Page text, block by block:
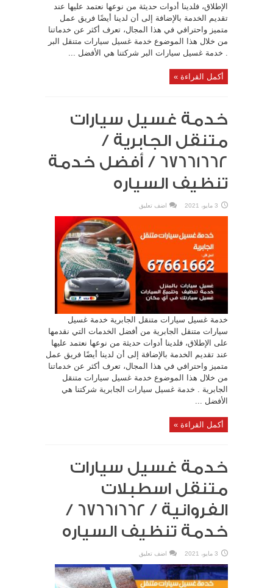
الإطلاق، فلدينا أدوات حديثة من نوعها نعتمد عليها عند
تقديم الخدمة بالإضافة إلى أن لدينا أيضًا فريق عمل
متميز واحترافي في هذا المجال، تعرف أكثر عن خدماتنا
من خلال هذا الموضوع خدمة غسيل سيارات متنقل البر
. خدمة غسيل سيارات البر شركتنا هي الأفضل ...
أكمل القراءة »
خدمة غسيل سيارات
متنقل الجابرية /
67661662 / أفضل خدمة
تنظيف السياره
3 مايو، 2021 اضف تعليق
خدمة غسيل سيارات متنقل الجابرية خدمة غسيل
سيارات متنقل الجابرية من أفضل الخدمات التي نقدمها
على الإطلاق، فلدينا أدوات حديثة من نوعها نعتمد عليها
عند تقديم الخدمة بالإضافة إلى أن لدينا أيضًا فريق عمل
متميز واحترافي في هذا المجال، تعرف أكثر عن خدماتنا
من خلال هذا الموضوع خدمة غسيل سيارات متنقل
الجابرية . خدمة غسيل سيارات الجابرية شركتنا هي
الأفضل ...
أكمل القراءة »
خدمة غسيل سيارات
متنقل اسطبلات
الفروانية / 67661662 /
خدمة تنظيف السياره
3 مايو، 2021 اضف تعليق